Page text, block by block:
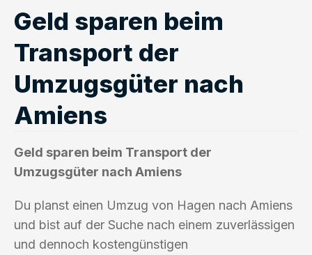
Geld sparen beim
Transport der
Umzugsgüter nach
Amiens
Geld sparen beim Transport der
Umzugsgüter nach Amiens
Du planst einen Umzug von Hagen nach Amiens
und bist auf der Suche nach einem zuverlässigen
und dennoch kostengünstigen